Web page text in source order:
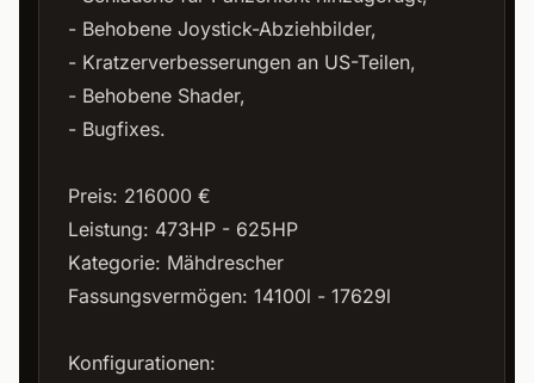
- Behobene Joystick-Abziehbilder,
- Kratzerverbesserungen an US-Teilen,
- Behobene Shader,
- Bugfixes.
Preis: 216000 €
Leistung: 473HP - 625HP
Kategorie: Mähdrescher
Fassungsvermögen: 14100l - 17629l
Konfigurationen: